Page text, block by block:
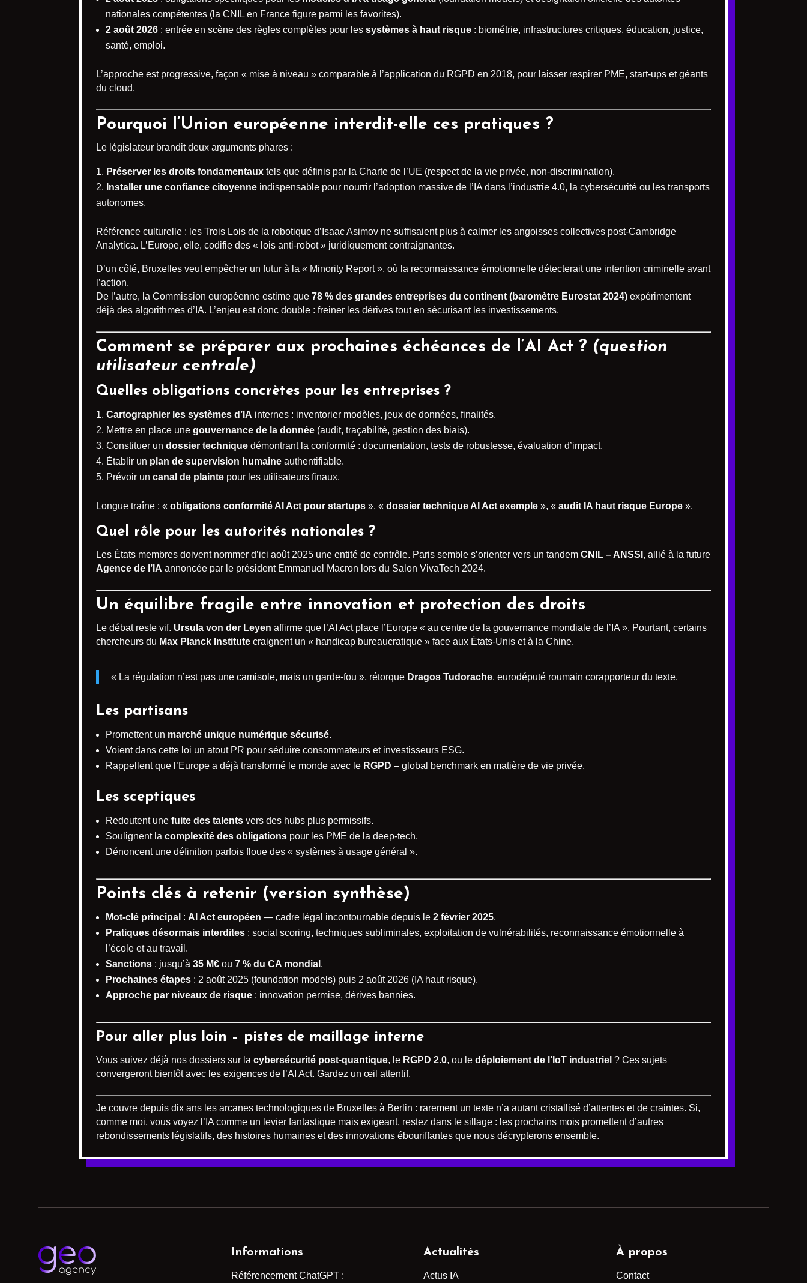
nationales compétentes (la CNIL en France figure parmi les favorites).
2 août 2026 : entrée en scène des règles complètes pour les systèmes à haut risque : biométrie, infrastructures critiques, éducation, justice,
santé, emploi.
L’approche est progressive, façon « mise à niveau » comparable à l’application du RGPD en 2018, pour laisser respirer PME, start-ups et géants
du cloud.
Pourquoi l’Union européenne interdit-elle ces pratiques ?
Le législateur brandit deux arguments phares :
Préserver les droits fondamentaux tels que définis par la Charte de l’UE (respect de la vie privée, non-discrimination).
Installer une confiance citoyenne indispensable pour nourrir l’adoption massive de l’IA dans l’industrie 4.0, la cybersécurité ou les transports
autonomes.
Référence culturelle : les Trois Lois de la robotique d’Isaac Asimov ne suffisaient plus à calmer les angoisses collectives post-Cambridge
Analytica. L’Europe, elle, codifie des « lois anti-robot » juridiquement contraignantes.
D’un côté, Bruxelles veut empêcher un futur à la « Minority Report », où la reconnaissance émotionnelle détecterait une intention criminelle avant
l’action.
De l’autre, la Commission européenne estime que 78 % des grandes entreprises du continent (baromètre Eurostat 2024) expérimentent
déjà des algorithmes d’IA. L’enjeu est donc double : freiner les dérives tout en sécurisant les investissements.
Comment se préparer aux prochaines échéances de l’AI Act ? (question
utilisateur centrale)
Quelles obligations concrètes pour les entreprises ?
Cartographier les systèmes d’IA internes : inventorier modèles, jeux de données, finalités.
Mettre en place une gouvernance de la donnée (audit, traçabilité, gestion des biais).
Constituer un dossier technique démontrant la conformité : documentation, tests de robustesse, évaluation d’impact.
Établir un plan de supervision humaine authentifiable.
Prévoir un canal de plainte pour les utilisateurs finaux.
Longue traîne : « obligations conformité AI Act pour startups », « dossier technique AI Act exemple », « audit IA haut risque Europe ».
Quel rôle pour les autorités nationales ?
Les États membres doivent nommer d’ici août 2025 une entité de contrôle. Paris semble s’orienter vers un tandem CNIL – ANSSI , allié à la future
Agence de l’IA annoncée par le président Emmanuel Macron lors du Salon VivaTech 2024.
Un équilibre fragile entre innovation et protection des droits
Le débat reste vif. Ursula von der Leyen affirme que l’AI Act place l’Europe « au centre de la gouvernance mondiale de l’IA ». Pourtant, certains
chercheurs du Max Planck Institute craignent un « handicap bureaucratique » face aux États-Unis et à la Chine.
« La régulation n’est pas une camisole, mais un garde-fou », rétorque Dragos Tudorache, eurodéputé roumain corapporteur du texte.
Les partisans
Promettent un marché unique numérique sécurisé.
Voient dans cette loi un atout PR pour séduire consommateurs et investisseurs ESG.
Rappellent que l’Europe a déjà transformé le monde avec le RGPD – global benchmark en matière de vie privée.
Les sceptiques
Redoutent une fuite des talents vers des hubs plus permissifs.
Soulignent la complexité des obligations pour les PME de la deep-tech.
Dénoncent une définition parfois floue des « systèmes à usage général ».
Points clés à retenir (version synthèse)
Mot-clé principal : AI Act européen — cadre légal incontournable depuis le 2 février 2025.
Pratiques désormais interdites : social scoring, techniques subliminales, exploitation de vulnérabilités, reconnaissance émotionnelle à
l’école et au travail.
Sanctions : jusqu’à 35 M€ ou 7 % du CA mondial .
Prochaines étapes : 2 août 2025 (foundation models) puis 2 août 2026 (IA haut risque).
Approche par niveaux de risque : innovation permise, dérives bannies.
Pour aller plus loin – pistes de maillage interne
Vous suivez déjà nos dossiers sur la cybersécurité post-quantique, le RGPD 2.0, ou le déploiement de l’IoT industriel ? Ces sujets
convergeront bientôt avec les exigences de l’AI Act. Gardez un œil attentif.
Je couvre depuis dix ans les arcanes technologiques de Bruxelles à Berlin : rarement un texte n’a autant cristallisé d’attentes et de craintes. Si,
comme moi, vous voyez l’IA comme un levier fantastique mais exigeant, restez dans le sillage : les prochains mois promettent d’autres
rebondissements législatifs, des histoires humaines et des innovations ébouriffantes que nous décrypterons ensemble.
Informations
Référencement ChatGPT :
Actualités
Actus IA
À propos
Contact